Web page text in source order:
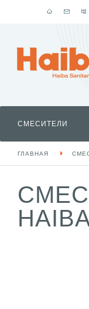
СМЕСИТЕЛИ
ГЛАВНАЯ